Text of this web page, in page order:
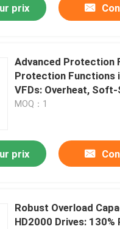
prix
Advanced Protection
Protection Functions
VFDs: Overheat,
IGBT Safety
MOQ：1
prix
Robust Overload
HD2000 Drives: 130%